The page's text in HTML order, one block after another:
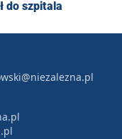
do szpitala